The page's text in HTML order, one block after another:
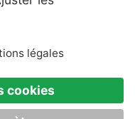
d'utilisation